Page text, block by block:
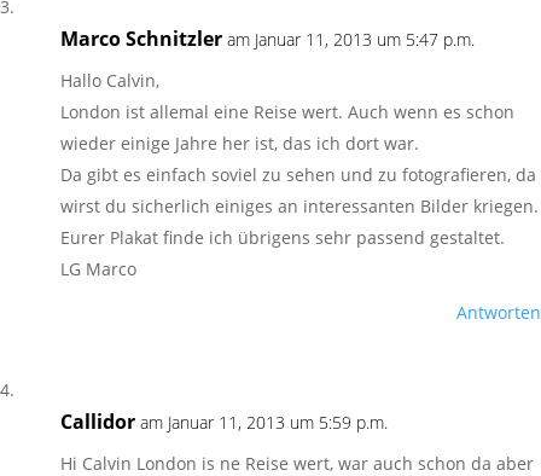
Marco Schnitzler am Januar 11, 2013 um 5:47 p.m.
Hallo Calvin,
London ist allemal eine Reise wert. Auch wenn es schon
wieder einige Jahre her ist, das ich dort war.
Da gibt es einfach soviel zu sehen und zu fotografieren, da
wirst du sicherlich einiges an interessanten Bilder kriegen.
Eurer Plakat finde ich übrigens sehr passend gestaltet.
LG Marco
Antworten
Callidor am Januar 11, 2013 um 5:59 p.m.
Hi Calvin London is ne Reise wert, war auch schon da aber